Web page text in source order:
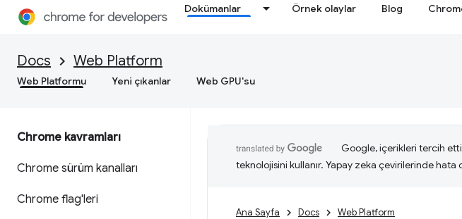
Dokümanlar Örnek olaylar Blog
Docs Web Platform
Web Platformu Yeni çıkanlar Web GPU'su
Chrome kavramları
Chrome sürüm kanalları
Chrome flag'leri
Google, içerikleri tercih
teknolojisini kullanır. Yapay zeka çevirilerinde hata
Ana Sayfa Docs Web Platform